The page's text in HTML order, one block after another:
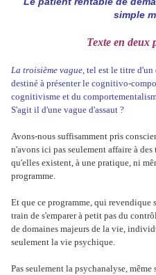
simple
Texte en deux
La troisième vague, tel est le titre d'un
destiné à présenter le cognitivo-
cognitivisme et du
S'agit il d'une vague d'assaut ?
Avons-nous suffisamment pris
n'avons ici pas seulement affaire à
qu'elles existent, à une pratique, ni
programme.
Et que ce programme, qui revendique
train de s'emparer à petit pas du
de domaines majeurs de la vie,
seulement la vie psychique.
Pas seulement la psychanalyse,